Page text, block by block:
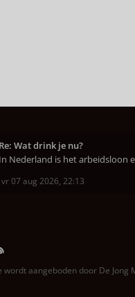
Re: Wat drink je nu?
vr 07 aug 2026, 22:13
aangeboden door De Jong